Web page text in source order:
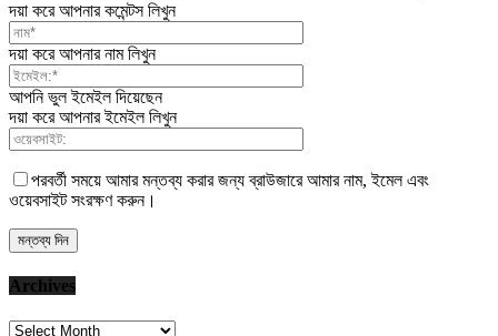
দয়া করে আপনার কমেন্টস লিখুন
দয়া করে আপনার নাম লিখুন
আপনি ভুল ইমেইল দিয়েছেন
দয়া করে আপনার ইমেইল লিখুন
পরবর্তী সময়ে আমার মন্তব্য করার জন্য ব্রাউজারে আমার নাম, ইমেল এবং
ওয়েবসাইট সংরক্ষণ করুন।
Archives
Archives